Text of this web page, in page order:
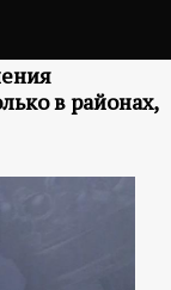
в районах,